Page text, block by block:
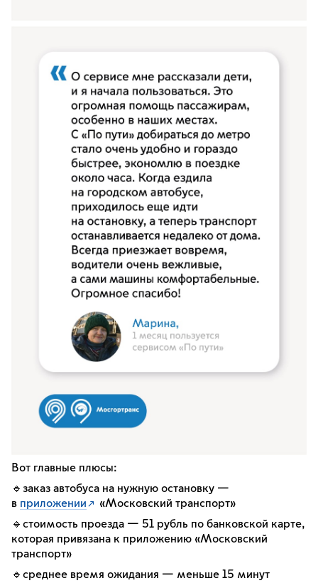
Вот главные плюсы:
🔹заказ автобуса на нужную остановку —
в приложении
«Московский транспорт»
🔹стоимость проезда — 51 рубль по банковской карте,
которая привязана к приложению «Московский
транспорт»
🔹среднее время ожидания — меньше 15 минут